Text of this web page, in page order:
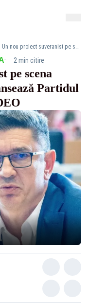
Un nou proiect suveranist pe scena politică: Luis Lazarus lansează Partidul „Dreptate și Frăție” VIDEO
· 2 min citire
pe scena
Partidul